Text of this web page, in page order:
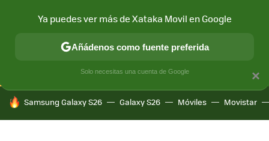
CONECTIVIDAD MÓVIL Y SOCIEDAD APLICACIONES
HOY SE HABLA DE
Samsung Galaxy S26 Galaxy S26 Móviles Movistar
×
Ya puedes ver más de Xataka Movil en Google
Añádenos como fuente preferida
Solo necesitas una cuenta de Google